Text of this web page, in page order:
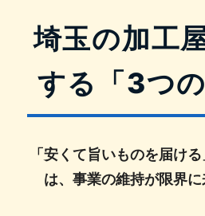
埼玉の加工
する
「3つ
「安くて旨いものを届け
は、事業の維持が限界に